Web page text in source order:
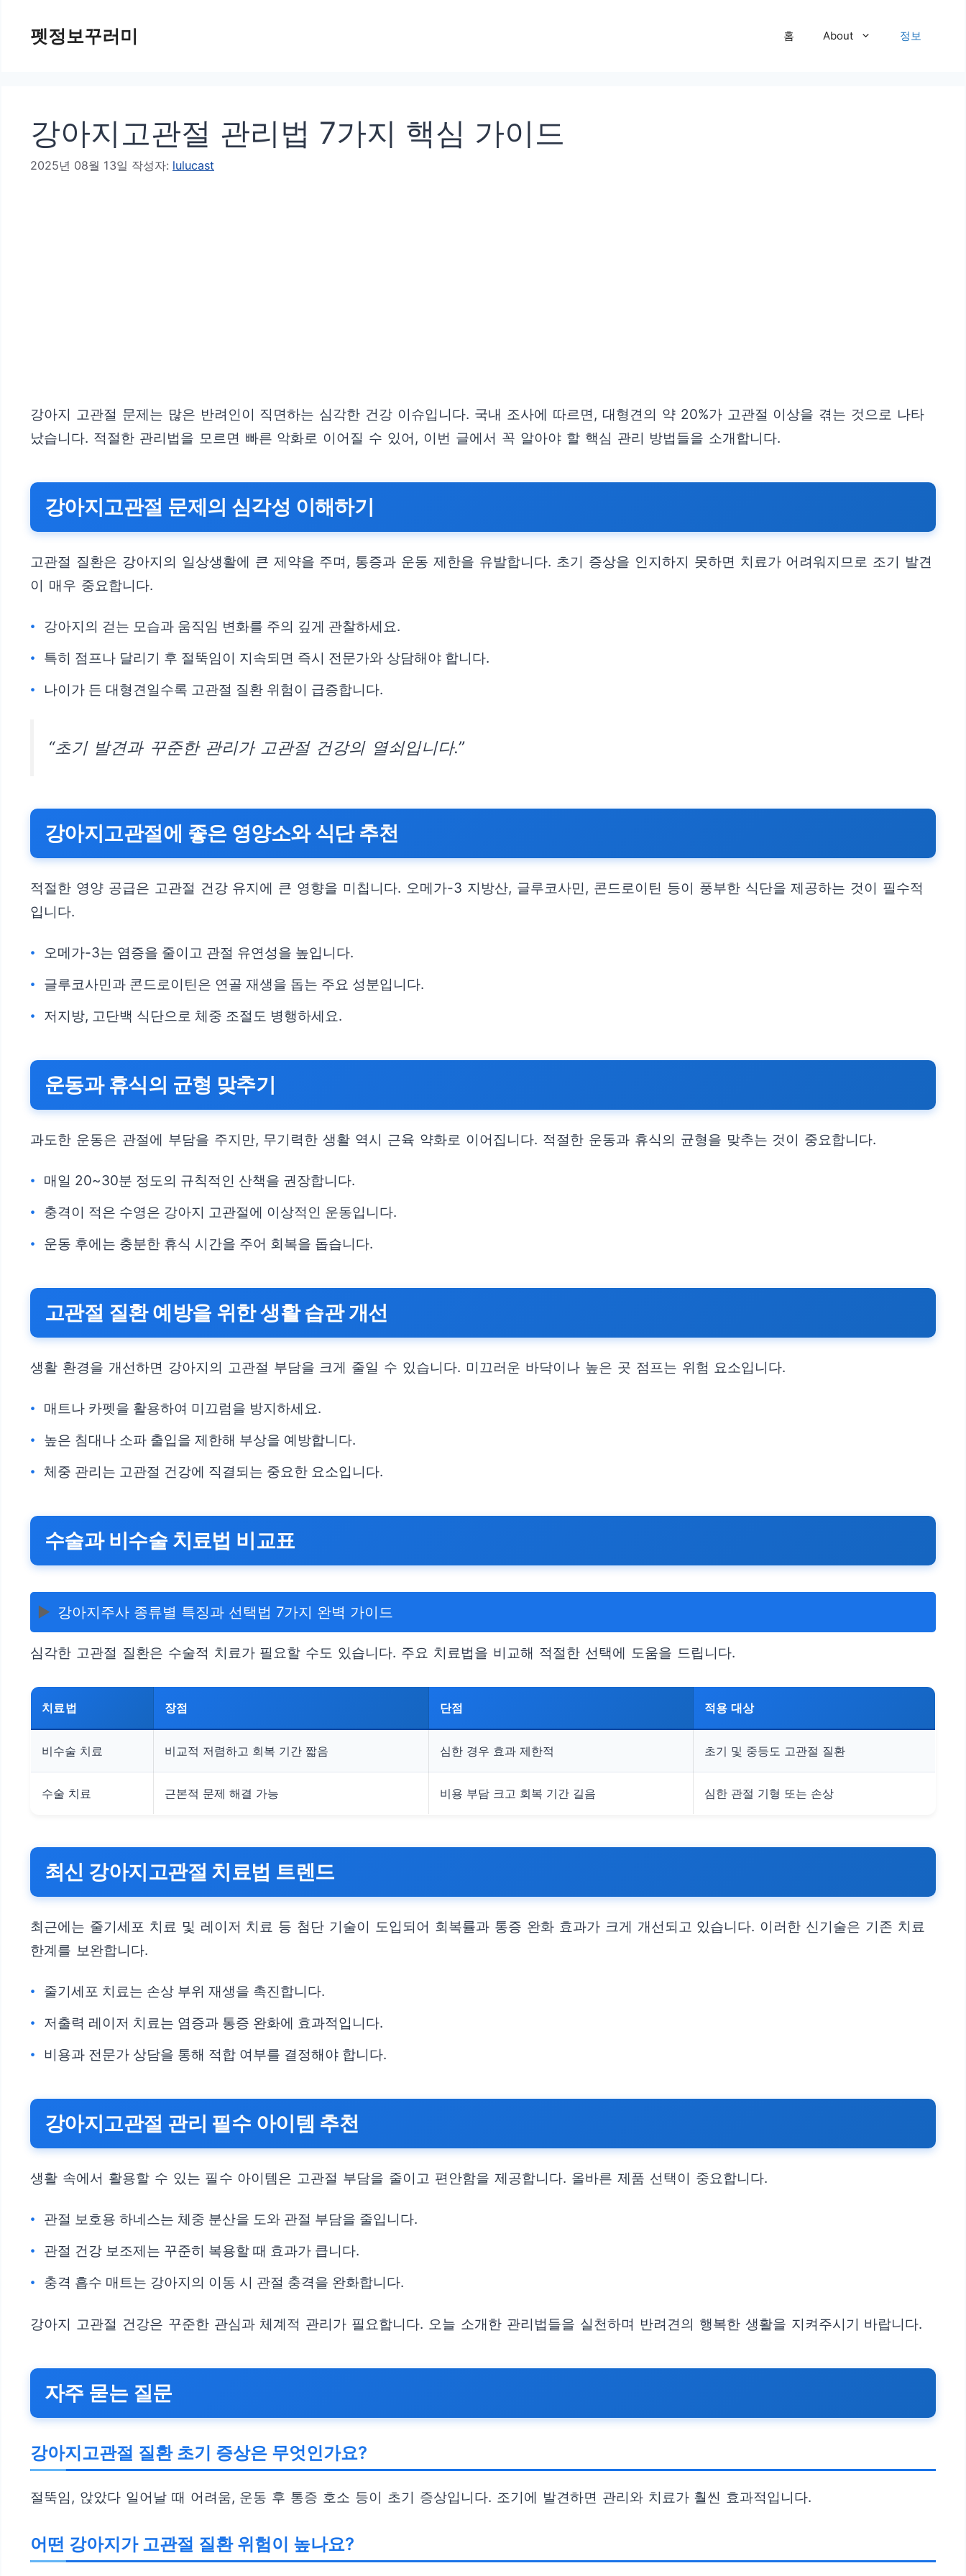
펫정보꾸러미 홈 About 정보
강아지고관절 관리법 7가지 핵심 가이드
2025년 08월 13일 작성자: lulucast
강아지 고관절 문제는 많은 반려인이 직면하는 심각한 건강 이슈입니다. 국내 조사에 따르면, 대형견의 약 20%가 고관절 이상을 겪는 것으로 나타
났습니다. 적절한 관리법을 모르면 빠른 악화로 이어질 수 있어, 이번 글에서 꼭 알아야 할 핵심 관리 방법들을 소개합니다.
강아지고관절 문제의 심각성 이해하기
고관절 질환은 강아지의 일상생활에 큰 제약을 주며, 통증과 운동 제한을 유발합니다. 초기 증상을 인지하지 못하면 치료가 어려워지므로 조기 발견
이 매우 중요합니다.
강아지의 걷는 모습과 움직임 변화를 주의 깊게 관찰하세요.
특히 점프나 달리기 후 절뚝임이 지속되면 즉시 전문가와 상담해야 합니다.
나이가 든 대형견일수록 고관절 질환 위험이 급증합니다.
“초기 발견과 꾸준한 관리가 고관절 건강의 열쇠입니다.”
강아지고관절에 좋은 영양소와 식단 추천
적절한 영양 공급은 고관절 건강 유지에 큰 영향을 미칩니다. 오메가-3 지방산, 글루코사민, 콘드로이틴 등이 풍부한 식단을 제공하는 것이 필수적
입니다.
오메가-3는 염증을 줄이고 관절 유연성을 높입니다.
글루코사민과 콘드로이틴은 연골 재생을 돕는 주요 성분입니다.
저지방, 고단백 식단으로 체중 조절도 병행하세요.
운동과 휴식의 균형 맞추기
과도한 운동은 관절에 부담을 주지만, 무기력한 생활 역시 근육 약화로 이어집니다. 적절한 운동과 휴식의 균형을 맞추는 것이 중요합니다.
매일 20~30분 정도의 규칙적인 산책을 권장합니다.
충격이 적은 수영은 강아지 고관절에 이상적인 운동입니다.
운동 후에는 충분한 휴식 시간을 주어 회복을 돕습니다.
고관절 질환 예방을 위한 생활 습관 개선
생활 환경을 개선하면 강아지의 고관절 부담을 크게 줄일 수 있습니다. 미끄러운 바닥이나 높은 곳 점프는 위험 요소입니다.
매트나 카펫을 활용하여 미끄럼을 방지하세요.
높은 침대나 소파 출입을 제한해 부상을 예방합니다.
체중 관리는 고관절 건강에 직결되는 중요한 요소입니다.
수술과 비수술 치료법 비교표
▶️ 강아지주사 종류별 특징과 선택법 7가지 완벽 가이드
심각한 고관절 질환은 수술적 치료가 필요할 수도 있습니다. 주요 치료법을 비교해 적절한 선택에 도움을 드립니다.
치료법 장점 단점 적용 대상
비수술 치료 비교적 저렴하고 회복 기간 짧음 심한 경우 효과 제한적 초기 및 중등도 고관절 질환
수술 치료 근본적 문제 해결 가능 비용 부담 크고 회복 기간 길음 심한 관절 기형 또는 손상
최신 강아지고관절 치료법 트렌드
최근에는 줄기세포 치료 및 레이저 치료 등 첨단 기술이 도입되어 회복률과 통증 완화 효과가 크게 개선되고 있습니다. 이러한 신기술은 기존 치료
한계를 보완합니다.
줄기세포 치료는 손상 부위 재생을 촉진합니다.
저출력 레이저 치료는 염증과 통증 완화에 효과적입니다.
비용과 전문가 상담을 통해 적합 여부를 결정해야 합니다.
강아지고관절 관리 필수 아이템 추천
생활 속에서 활용할 수 있는 필수 아이템은 고관절 부담을 줄이고 편안함을 제공합니다. 올바른 제품 선택이 중요합니다.
관절 보호용 하네스는 체중 분산을 도와 관절 부담을 줄입니다.
관절 건강 보조제는 꾸준히 복용할 때 효과가 큽니다.
충격 흡수 매트는 강아지의 이동 시 관절 충격을 완화합니다.
강아지 고관절 건강은 꾸준한 관심과 체계적 관리가 필요합니다. 오늘 소개한 관리법들을 실천하며 반려견의 행복한 생활을 지켜주시기 바랍니다.
자주 묻는 질문
강아지고관절 질환 초기 증상은 무엇인가요?
절뚝임, 앉았다 일어날 때 어려움, 운동 후 통증 호소 등이 초기 증상입니다. 조기에 발견하면 관리와 치료가 훨씬 효과적입니다.
어떤 강아지가 고관절 질환 위험이 높나요?